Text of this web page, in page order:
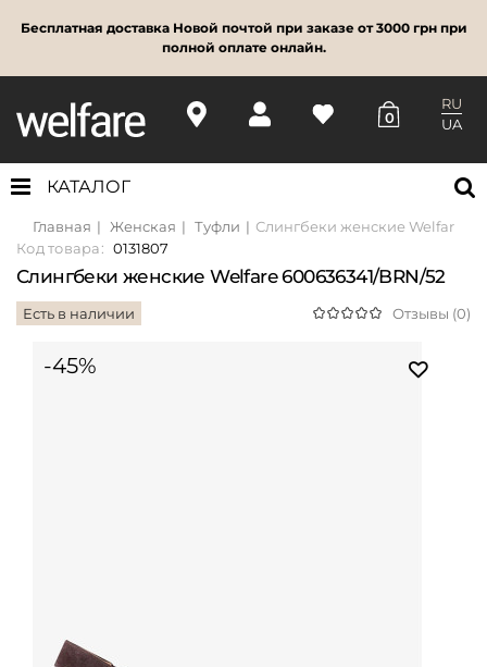
Бесплатная доставка Новой почтой при заказе от 3000 грн при
полной оплате онлайн.
0
RU
UA
КАТАЛОГ
Главная Женская Туфли
Слингбеки женские Welfare
Код товара: 0131807
Слингбеки женские Welfare 600636341/BRN/52
Есть в наличии Отзывы (0)
-45%